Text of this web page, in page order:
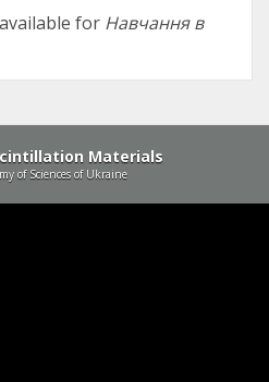
for Навчання в
Materials
of Sciences of Ukraine